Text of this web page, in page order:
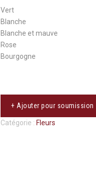
Vert
Blanche
Blanche et mauve
Rose
Bourgogne
+ Ajouter pour soumission
Catégorie : Fleurs